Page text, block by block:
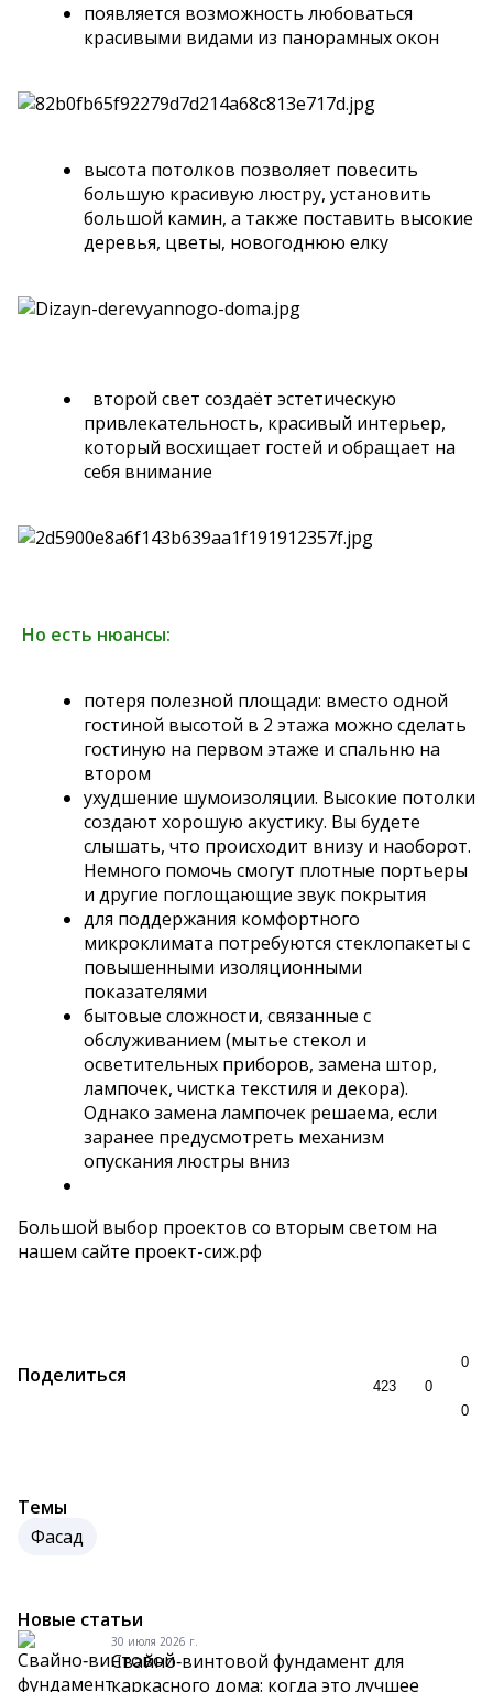
появляется возможность любоваться
красивыми видами из панорамных окон
высота потолков позволяет повесить
большую красивую люстру, установить
большой камин, а также поставить высокие
деревья, цветы, новогоднюю елку
второй свет создаёт эстетическую
привлекательность, красивый интерьер,
который восхищает гостей и обращает на
себя внимание
Но есть нюансы:
потеря полезной площади: вместо одной
гостиной высотой в 2 этажа можно сделать
гостиную на первом этаже и спальню на
втором
ухудшение шумоизоляции. Высокие потолки
создают хорошую акустику. Вы будете
слышать, что происходит внизу и наоборот.
Немного помочь смогут плотные портьеры
и другие поглощающие звук покрытия
для поддержания комфортного
микроклимата потребуются стеклопакеты с
повышенными изоляционными
показателями
бытовые сложности, связанные с
обслуживанием (мытье стекол и
осветительных приборов, замена штор,
лампочек, чистка текстиля и декора).
Однако замена лампочек решаема, если
заранее предусмотреть механизм
опускания люстры вниз
Большой выбор проектов со вторым светом на
нашем сайте проект-сиж.рф
Поделиться 423 0
0
0
Темы
Фасад
Новые статьи
30 июля 2026 г.
Свайно‑винтовой фундамент для
каркасного дома: когда это лучшее